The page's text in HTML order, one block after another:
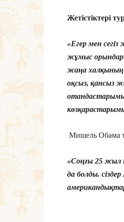
Жетістіктері
«Егер мен
жұмыс
жаңа халқының
оқсыз, қансыз
Мишель Обама
«Соңғы 25 жыл
да болды.